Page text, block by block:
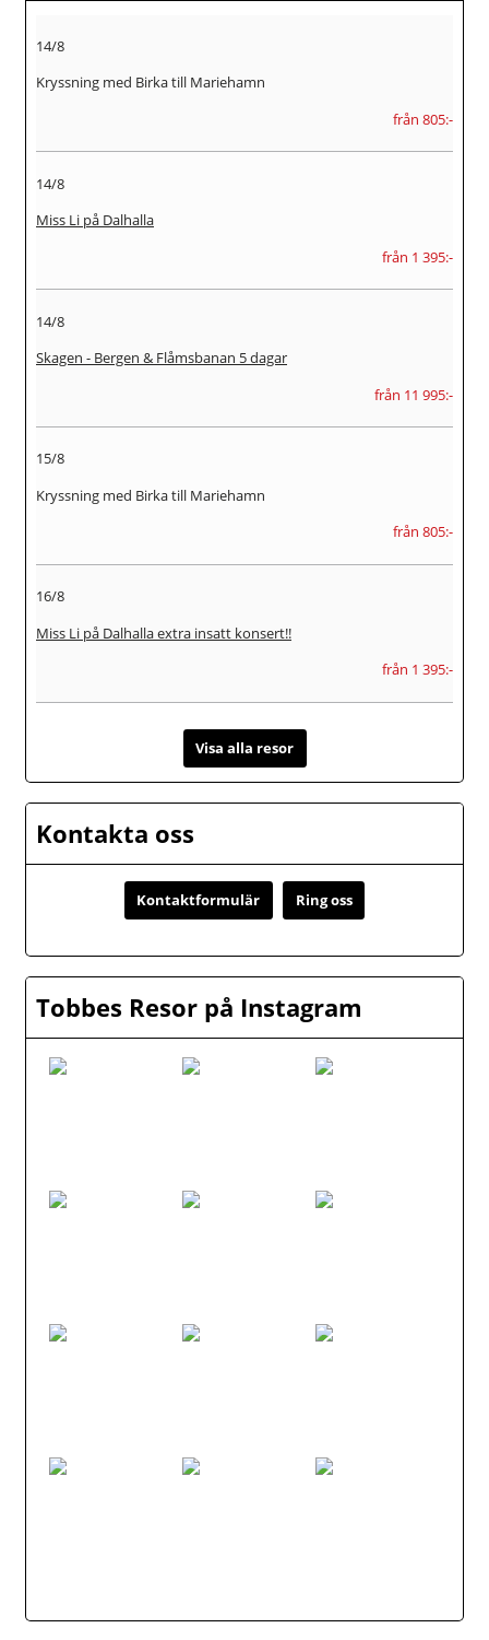
14/8
Kryssning med Birka till Mariehamn
från 805:-
14/8
Miss Li på Dalhalla
från 1 395:-
14/8
Skagen - Bergen & Flåmsbanan 5 dagar
från 11 995:-
15/8
Kryssning med Birka till Mariehamn
från 805:-
16/8
Miss Li på Dalhalla extra insatt konsert!!
från 1 395:-
Visa alla resor
Kontakta oss
Kontaktformulär Ring oss
Tobbes Resor på Instagram